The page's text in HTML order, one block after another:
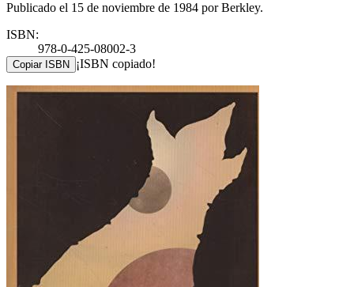
Publicado el 15 de noviembre de 1984 por Berkley.
ISBN:
978-0-425-08002-3
Copiar ISBN ¡ISBN copiado!